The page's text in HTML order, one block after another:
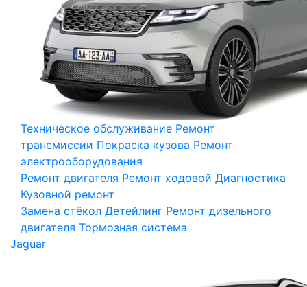
Техническое обслуживание Ремонт
трансмиссии Покраска кузова Ремонт
электрооборудования
Ремонт двигателя Ремонт ходовой Диагностика
Кузовной ремонт
Замена стёкол Детейлинг Ремонт дизельного
двигателя Тормозная система
Jaguar